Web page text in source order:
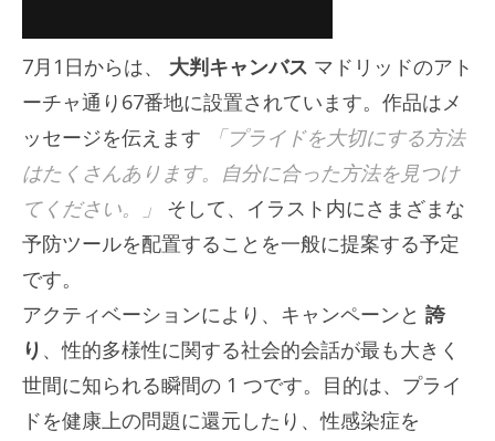
7月1日からは、 大判キャンバス マドリッドのアト
ーチャ通り67番地に設置されています。作品はメ
ッセージを伝えます
「プライドを大切にする方法
はたくさんあります。自分に合った方法を見つけ
てください。」 そして、イラスト内にさまざまな
予防ツールを配置することを一般に提案する予定
です。
アクティベーションにより、キャンペーンと 誇
り 、性的多様性に関する社会的会話が最も大きく
世間に知られる瞬間の 1 つです。目的は、プライ
ドを健康上の問題に還元したり、性感染症を